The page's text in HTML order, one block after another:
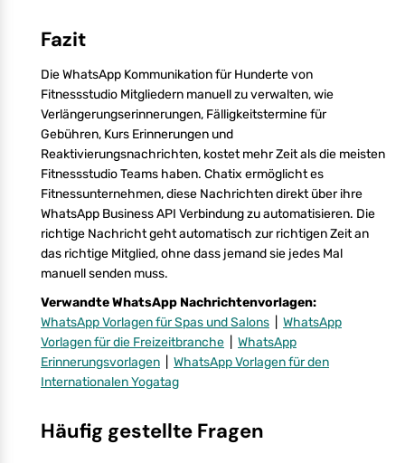
Fazit
Die WhatsApp Kommunikation für Hunderte von
Fitnessstudio Mitgliedern manuell zu verwalten, wie
Verlängerungserinnerungen, Fälligkeitstermine für
Gebühren, Kurs Erinnerungen und
Reaktivierungsnachrichten, kostet mehr Zeit als die meisten
Fitnessstudio Teams haben. Chatix ermöglicht es
Fitnessunternehmen, diese Nachrichten direkt über ihre
WhatsApp Business API Verbindung zu automatisieren. Die
richtige Nachricht geht automatisch zur richtigen Zeit an
das richtige Mitglied, ohne dass jemand sie jedes Mal
manuell senden muss.
Verwandte WhatsApp Nachrichtenvorlagen:
WhatsApp Vorlagen für Spas und Salons
WhatsApp
Vorlagen für die Freizeitbranche
WhatsApp
Erinnerungsvorlagen
WhatsApp Vorlagen für den
Internationalen Yogatag
Häufig gestellte Fragen